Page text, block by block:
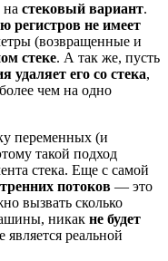
стековый вариант.
регистров не имеет
(возвращенные и
стеке. А так же, пусть
удаляет его со стека,
чем на одно
переменных (и
такой подход
стека. Еще с самой
потоков — это
вызвать сколько
никак не будет
реальной